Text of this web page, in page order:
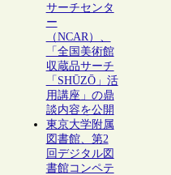
サーチセンタ
ー
（NCAR）、
「全国美術館
収蔵品サーチ
「SHŪZŌ」活
用講座」の鼎
談内容を公開
東京大学附属
図書館、第2
回デジタル図
書館コンペテ